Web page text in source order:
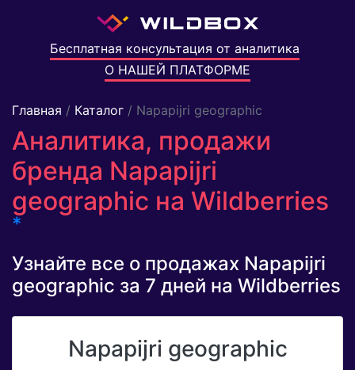
Бесплатная консультация от аналитика
О НАШЕЙ ПЛАТФОРМЕ
Главная / Каталог / Napapijri geographic
Аналитика, продажи
бренда Napapijri
geographic на Wildberries
*
Узнайте все о продажах Napapijri
geographic за 7 дней на Wildberries
Napapijri geographic